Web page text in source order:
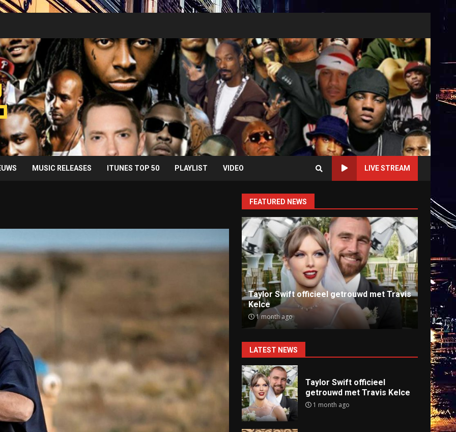
MUSIC RELEASES ITUNES TOP 50 PLAYLIST VIDEO LIVE STREAM
FEATURED NEWS
Taylor Swift officieel getrouwd met Travis
Ray J klaagt Kim Kardashian aan om
sekstape
9 months ago
Anti-
9
LATEST NEWS
Taylor Swift officieel
getrouwd met Travis Kelce
1 month ago